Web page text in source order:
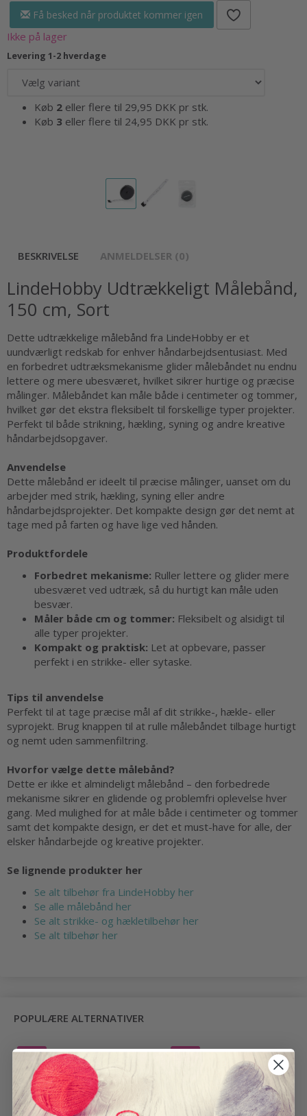
Få besked når produktet kommer igen
Ikke på lager
Levering 1-2 hverdage
Køb 2 eller flere til 29,95 DKK pr stk.
Køb 3 eller flere til 24,95 DKK pr stk.
BESKRIVELSE ANMELDELSER (0)
LindeHobby Udtrækkeligt Målebånd,
150 cm, Sort
Dette udtrækkelige målebånd fra LindeHobby er et
uundværligt redskab for enhver håndarbejdsentusiast. Med
en forbedret udtræksmekanisme glider målebåndet nu endnu
lettere og mere ubesværet, hvilket sikrer hurtige og præcise
målinger. Målebåndet kan måle både i centimeter og tommer,
hvilket gør det ekstra fleksibelt til forskellige typer projekter.
Perfekt til både strikning, hækling, syning og andre kreative
håndarbejdsopgaver.
Anvendelse
Dette målebånd er ideelt til præcise målinger, uanset om du
arbejder med strik, hækling, syning eller andre
håndarbejdsprojekter. Det kompakte design gør det nemt at
tage med på farten og have lige ved hånden.
Produktfordele
Forbedret mekanisme: Ruller lettere og glider mere
ubesværet ved udtræk, så du hurtigt kan måle uden
besvær.
Måler både cm og tommer: Fleksibelt og alsidigt til
alle typer projekter.
Kompakt og praktisk: Let at opbevare, passer
perfekt i en strikke- eller sytaske.
Tips til anvendelse
Perfekt til at tage præcise mål af dit strikke-, hækle- eller
syprojekt. Brug knappen til at rulle målebåndet tilbage hurtigt
og nemt uden sammenfiltring.
Hvorfor vælge dette målebånd?
Dette er ikke et almindeligt målebånd – den forbedrede
mekanisme sikrer en glidende og problemfri oplevelse hver
gang. Med mulighed for at måle både i centimeter og tommer
samt det kompakte design, er det et must-have for alle, der
elsker håndarbejde og kreative projekter.
Se lignende produkter her
Se alt tilbehør fra LindeHobby her
Se alle målebånd her
Se alt strikke- og hækletilbehør her
Se alt tilbehør her
POPULÆRE ALTERNATIVER
-40% -50%